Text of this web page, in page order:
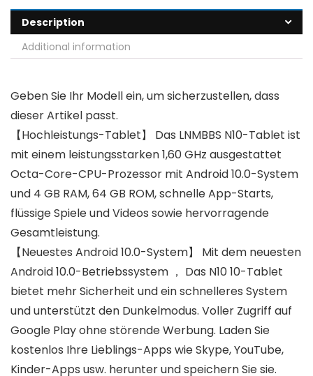
Description
Additional information
Geben Sie Ihr Modell ein, um sicherzustellen, dass
dieser Artikel passt.
【Hochleistungs-Tablet】 Das LNMBBS N10-Tablet ist
mit einem leistungsstarken 1,60 GHz ausgestattet
Octa-Core-CPU-Prozessor mit Android 10.0-System
und 4 GB RAM, 64 GB ROM, schnelle App-Starts,
flüssige Spiele und Videos sowie hervorragende
Gesamtleistung.
【Neuestes Android 10.0-System】 Mit dem neuesten
Android 10.0-Betriebssystem ， Das N10 10-Tablet
bietet mehr Sicherheit und ein schnelleres System
und unterstützt den Dunkelmodus. Voller Zugriff auf
Google Play ohne störende Werbung. Laden Sie
kostenlos Ihre Lieblings-Apps wie Skype, YouTube,
Kinder-Apps usw. herunter und speichern Sie sie.